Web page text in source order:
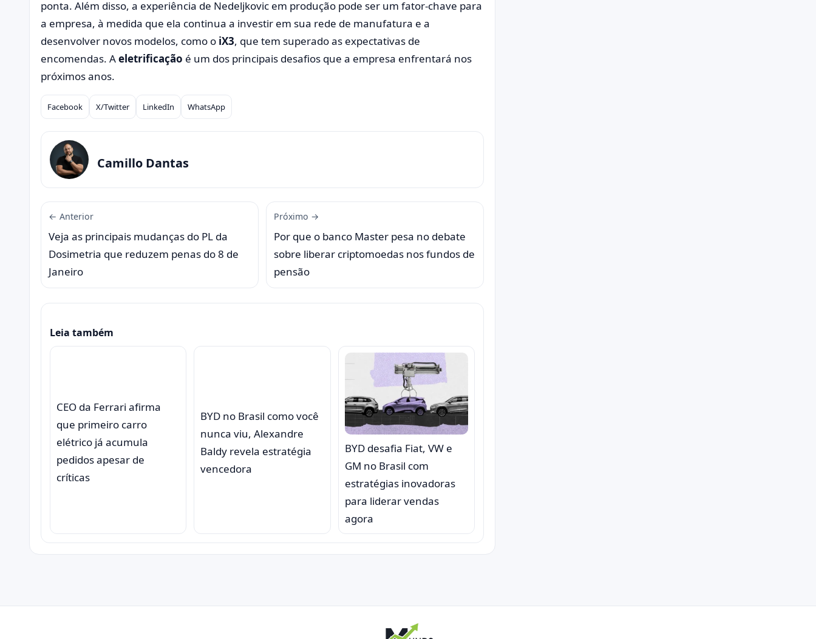
ponta. Além disso, a experiência de Nedeljkovic em produção pode ser um fator-chave para
a empresa, à medida que ela continua a investir em sua rede de manufatura e a
desenvolver novos modelos, como o iX3, que tem superado as expectativas de
encomendas. Aeletrificação é um dos principais desafios que a empresa enfrentará nos
próximos anos.
Compartilhar
Facebook X/Twitter LinkedIn WhatsApp
Camillo Dantas
← Anterior
Veja as principais mudanças do PL da
Dosimetria que reduzem penas do 8 de
Janeiro
Próximo →
Por que o banco Master pesa no debate
sobre liberar criptomoedas nos fundos de
pensão
Leia também
CEO da Ferrari afirma
que primeiro carro
elétrico já acumula
pedidos apesar de
críticas
BYD no Brasil como você
nunca viu, Alexandre
Baldy revela estratégia
vencedora
BYD desafia Fiat, VW e
GM no Brasil com
estratégias inovadoras
para liderar vendas
agora